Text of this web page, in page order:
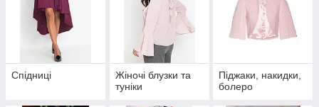
Спідниці
Жіночі блузки та
туніки
Піджаки, накидки,
болеро